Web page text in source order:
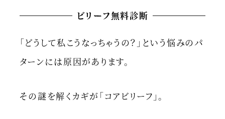
ビリーフ無料診断
「どうして私こうなっちゃうの？」という悩みのパ
ターンには原因があります。
その謎を解くカギが「コアビリーフ」。